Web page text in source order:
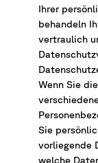
Ihrer
behandeln
vertraulich
Wenn Sie
Sie
vorliegende
welche